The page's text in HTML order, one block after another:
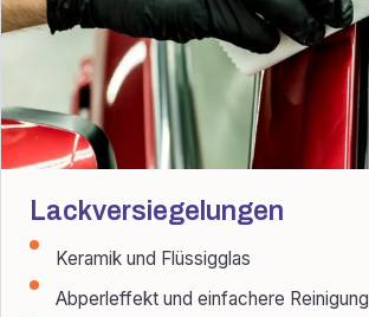
Lackversiegelungen
Keramik und Flüssigglas
Abperleffekt und einfachere Reinigung